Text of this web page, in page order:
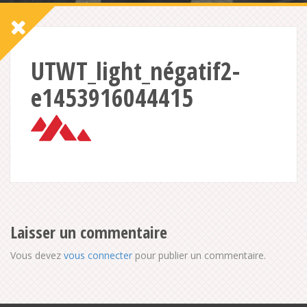
UTWT_light_négatif2-
e1453916044415
Laisser un commentaire
Vous devez vous connecter pour publier un commentaire.